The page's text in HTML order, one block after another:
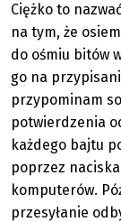
Ciężko to
na tym, że
do ośmiu bitów
go na
przypominam
potwierdzenia
każdego bajtu
poprzez
komputerów.
przesyłanie